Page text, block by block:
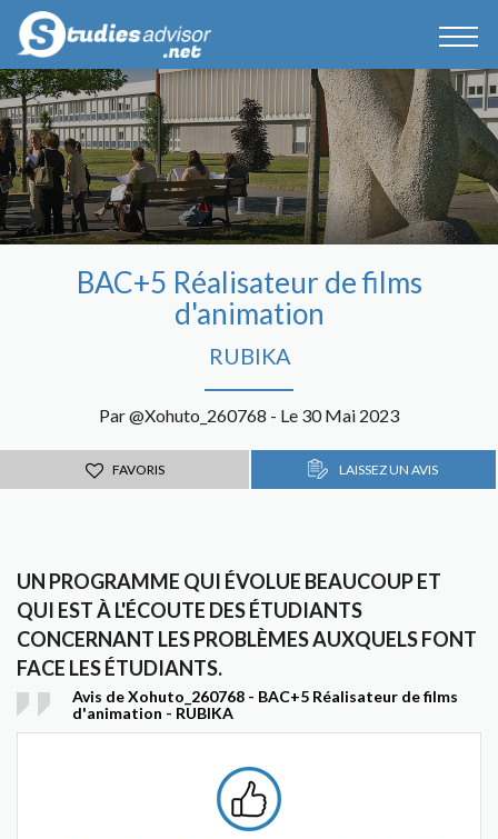
BAC+5 Réalisateur de films
d'animation
RUBIKA
Par @Xohuto_260768 - Le 30 Mai 2023
FAVORIS LAISSEZ UN AVIS
UN PROGRAMME QUI ÉVOLUE BEAUCOUP ET
QUI EST À L'ÉCOUTE DES ÉTUDIANTS
CONCERNANT LES PROBLÈMES AUXQUELS FONT
FACE LES ÉTUDIANTS.
Avis de Xohuto_260768 - BAC+5 Réalisateur de films
d'animation - RUBIKA